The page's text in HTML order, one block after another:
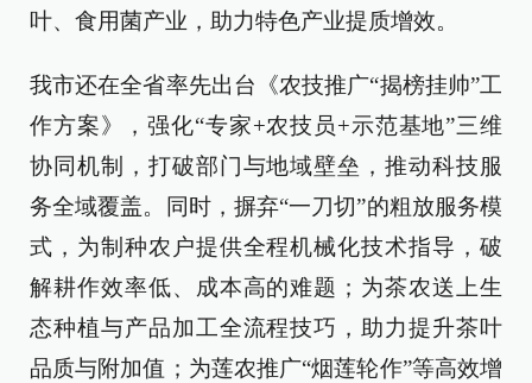
叶、食用菌产业，助力特色产业提质增效。
我市还在全省率先出台《农技推广“揭榜挂帅”工
作方案》，强化“专家+农技员+示范基地”三维
协同机制，打破部门与地域壁垒，推动科技服
务全域覆盖。同时，摒弃“一刀切”的粗放服务模
式，为制种农户提供全程机械化技术指导，破
解耕作效率低、成本高的难题；为茶农送上生
态种植与产品加工全流程技巧，助力提升茶叶
品质与附加值；为莲农推广“烟莲轮作”等高效增